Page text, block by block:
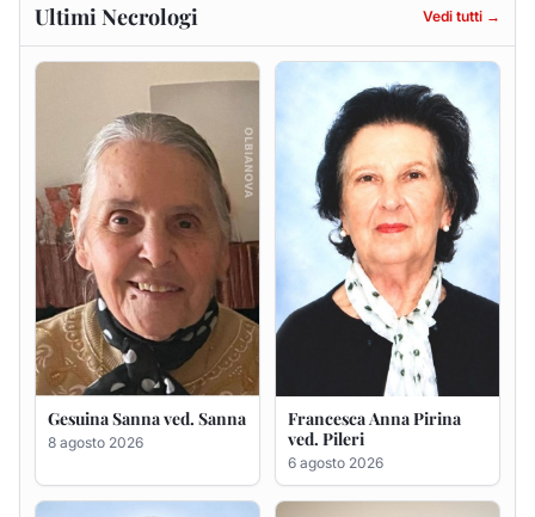
Gesuina Sanna ved. Sanna
Francesca Anna Pirina
ved. Pileri
6 agosto 2026
Massimo Ricciu
Maria Teresa Floris ved.